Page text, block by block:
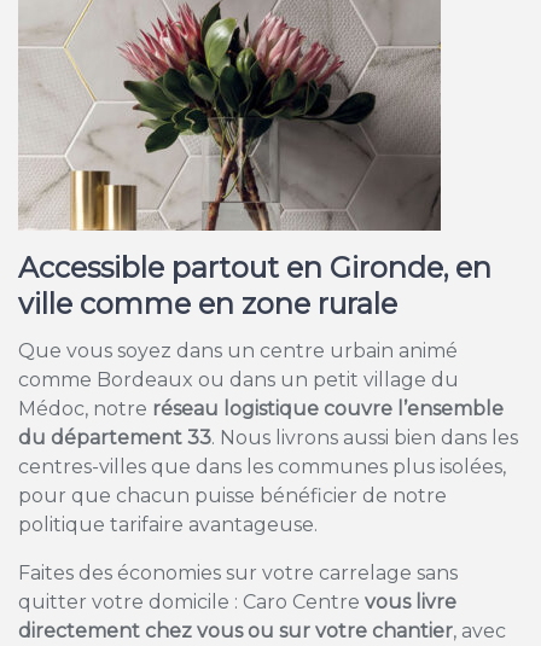
Accessible partout en Gironde, en
ville comme en zone rurale
Que vous soyez dans un centre urbain animé
comme Bordeaux ou dans un petit village du
Médoc, notre réseau logistique couvre l’ensemble
du département 33. Nous livrons aussi bien dans les
centres-villes que dans les communes plus isolées,
pour que chacun puisse bénéficier de notre
politique tarifaire avantageuse.
Faites des économies sur votre carrelage sans
quitter votre domicile : Caro Centre vous livre
directement chez vous ou sur votre chantier, avec